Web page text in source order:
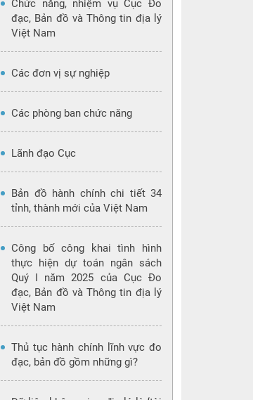
Chức năng, nhiệm vụ Cục Đo
đạc, Bản đồ và Thông tin địa lý
Việt Nam
Các đơn vị sự nghiệp
Các phòng ban chức năng
Lãnh đạo Cục
Bản đồ hành chính chi tiết 34
tỉnh, thành mới của Việt Nam
Công bố công khai tình hình
thực hiện dự toán ngân sách
Quý I năm 2025 của Cục Đo
đạc, Bản đồ và Thông tin địa lý
Việt Nam
Thủ tục hành chính lĩnh vực đo
đạc, bản đồ gồm những gì?